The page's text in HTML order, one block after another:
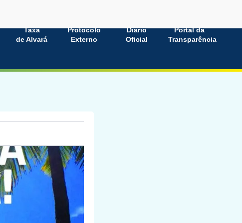
Taxa
de Alvará
Protocolo
Externo
Diário
Oficial
Portal da
Transparência